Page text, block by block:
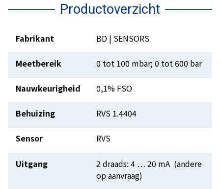
Productoverzicht
Fabrikant BD | SENSORS
Meetbereik 0 tot 100 mbar; 0 tot 600 bar
Nauwkeurigheid 0,1% FSO
Behuizing RVS 1.4404
Sensor RVS
Uitgang
2 draads: 4 … 20 mA (andere
op aanvraag)